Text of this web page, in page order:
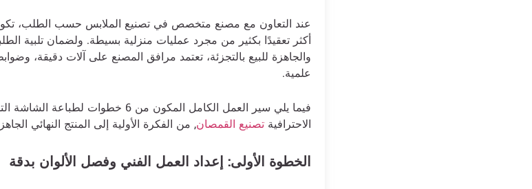
عند التعاون مع مصنع متخصص في تصنيع الملابس حسب الطلب، تكون
أكثر تعقيدًا بكثير من مجرد عمليات منزلية بسيطة. ولضمان تلبية
والجاهزة للبيع بالتجزئة، تعتمد مرافق المصنع على آلات دقيقة،
علمية.
فيما يلي سير العمل الكامل المكون من 6
الاحترافية تصنيع القمصان, من الفكرة الأولية إلى المنتج النهائي
الخطوة الأولى: إعداد العمل الفني وفصل الألوان بدقة